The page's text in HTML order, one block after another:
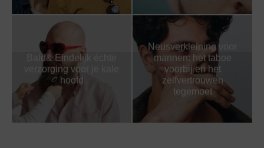
Bald& Eindelijk échte
verzorging voor je kale
hoofd
Neusverkleining voor
mannen: het taboe
voorbij en het
zelfvertrouwen
tegemoet